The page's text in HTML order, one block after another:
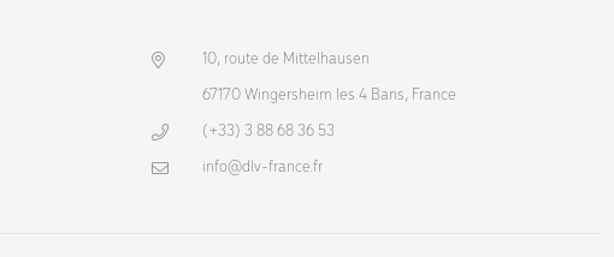
10, route de Mittelhausen
67170 Wingersheim les 4 Bans, France
(+33) 3 88 68 36 53
info@dlv-france.fr